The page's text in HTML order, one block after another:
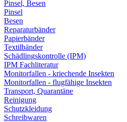
Pinsel, Besen
Pinsel
Besen
Reparaturbänder
Papierbänder
Textilbänder
Schädlingskontrolle (IPM)
IPM Fachliteratur
Monitorfallen - kriechende Insekten
Monitorfallen - flugfähige Insekten
Transport, Quarantäne
Reinigung
Schutzkleidung
Schreibwaren